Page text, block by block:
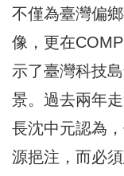
不僅為臺灣偏
像，更在
示了臺灣科技
景。過去兩年
長沈中元認為
源挹注，而必